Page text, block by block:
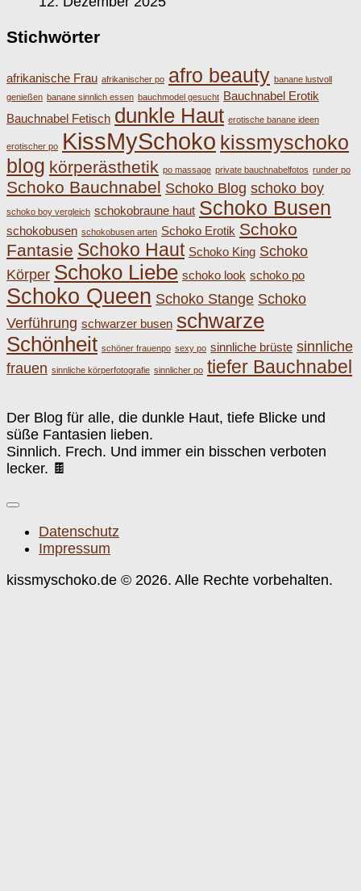
Stichwörter
afrikanische Frau afrikanischer po afro beauty banane lustvoll
genießen banane sinnlich essen bauchmodel gesucht Bauchnabel Erotik
Bauchnabel Fetisch dunkle Haut erotische banane ideen
erotischer po KissMySchoko kissmyschoko
blog körperästhetik po massage private bauchnabelfotos runder po
Schoko Bauchnabel Schoko Blog schoko boy
schoko boy vergleich schokobraune haut Schoko Busen
schokobusen schokobusen arten Schoko Erotik Schoko
Fantasie Schoko Haut Schoko King Schoko
Körper Schoko Liebe schoko look schoko po
Schoko Queen Schoko Stange Schoko
Verführung schwarzer busen schwarze
Schönheit schöner frauenpo sexy po sinnliche brüste sinnliche
frauen sinnliche körperfotografie sinnlicher po tiefer Bauchnabel
Der Blog für alle, die dunkle Haut, tiefe Blicke und
süße Fantasien lieben.
Sinnlich. Frech. Und immer ein bisschen verboten
lecker. 🍫
Datenschutz
Impressum
kissmyschoko.de © 2026. Alle Rechte vorbehalten.